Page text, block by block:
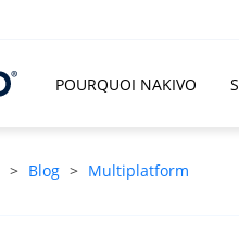
POURQUOI NAKIVO
> Blog > Multiplatform